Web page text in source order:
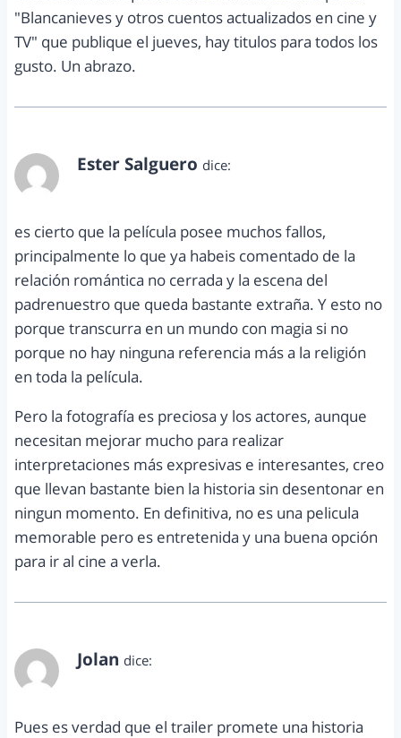
"Blancanieves y otros cuentos actualizados en cine y
TV" que publique el jueves, hay titulos para todos los
gusto. Un abrazo.
Ester Salguero dice:
es cierto que la película posee muchos fallos,
principalmente lo que ya habeis comentado de la
relación romántica no cerrada y la escena del
padrenuestro que queda bastante extraña. Y esto no
porque transcurra en un mundo con magia si no
porque no hay ninguna referencia más a la religión
en toda la película.
Pero la fotografía es preciosa y los actores, aunque
necesitan mejorar mucho para realizar
interpretaciones más expresivas e interesantes, creo
que llevan bastante bien la historia sin desentonar en
ningun momento. En definitiva, no es una pelicula
memorable pero es entretenida y una buena opción
para ir al cine a verla.
Jolan dice:
Pues es verdad que el trailer promete una historia